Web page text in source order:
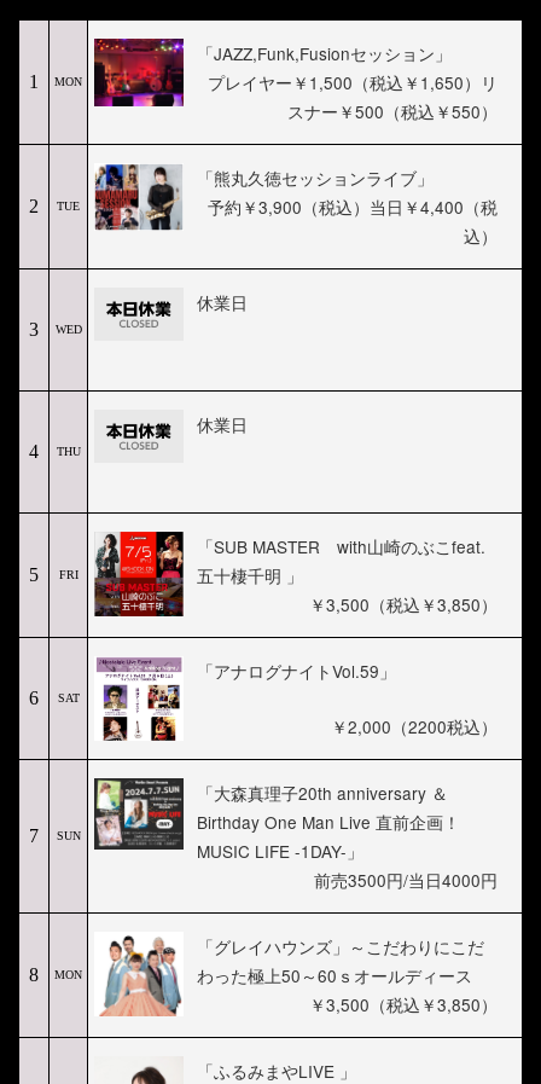
1 MON
「JAZZ,Funk,Fusionセッション」
プレイヤー￥1,500（税込￥1,650）リ
スナー￥500（税込￥550）
2 TUE
「熊丸久徳セッションライブ」
予約￥3,900（税込）当日￥4,400（税
込）
3 WED
休業日
4 THU
休業日
5 FRI
「SUB MASTER with山崎のぶこfeat.
五十棲千明 」
￥3,500（税込￥3,850）
6 SAT
「アナログナイトVol.59」
￥2,000（2200税込）
7 SUN
「大森真理子20th anniversary ＆
Birthday One Man Live 直前企画！
MUSIC LIFE -1DAY-」
前売3500円/当日4000円
8 MON
「グレイハウンズ」～こだわりにこだ
わった極上50～60ｓオールディース
￥3,500（税込￥3,850）
「ふるみまやLIVE 」